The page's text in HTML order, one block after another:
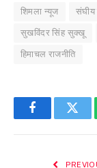
शिमला न्यूज संघीय
सुखविंदर सिंह सुक्खू
हिमाचल राजनीति
Facebook